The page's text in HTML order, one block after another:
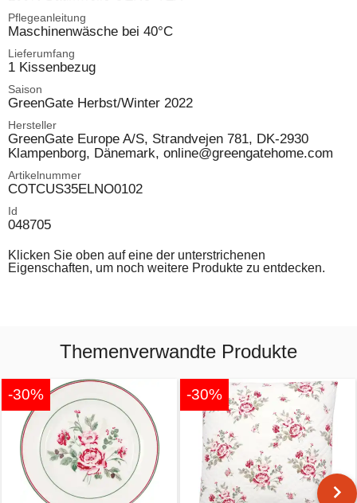
Pflegeanleitung
Maschinenwäsche bei 40°C
Lieferumfang
1 Kissenbezug
Saison
GreenGate Herbst/Winter 2022
Hersteller
GreenGate Europe A/S, Strandvejen 781, DK-2930
Klampenborg, Dänemark, online@greengatehome.com
Artikelnummer
COTCUS35ELNO0102
Id
048705
Klicken Sie oben auf eine der unterstrichenen
Eigenschaften, um noch weitere Produkte zu entdecken.
Themenverwandte Produkte
-30% -30%